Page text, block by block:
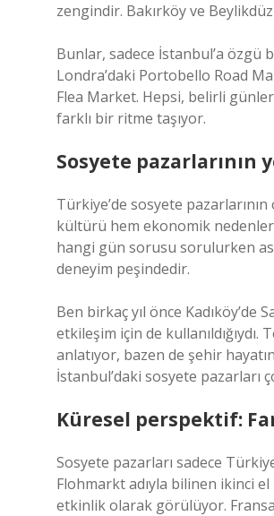
zengindir. Bakırköy ve
Bunlar, sadece İstanbul’a
Londra’daki Portobello Road
Flea Market. Hepsi, belirli
farklı bir ritme taşıyor.
Sosyete pazarlarının
Türkiye’de sosyete
kültürü hem ekonomik
hangi gün sorusu sorulurken
deneyim peşindedir.
Ben birkaç yıl önce Kadıköy’de
etkileşim için de
anlatıyor, bazen de şehir
İstanbul’daki sosyete pazarları
Küresel perspektif:
Sosyete pazarları sadece
Flohmarkt adıyla bilinen ikinci
etkinlik olarak görülüyor.